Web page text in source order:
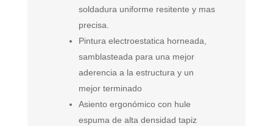
soldadura uniforme resitente y mas
precisa.
Pintura electroestatica horneada,
samblasteada para una mejor
aderencia a la estructura y un
mejor terminado
Asiento ergonómico con hule
espuma de alta densidad tapiz